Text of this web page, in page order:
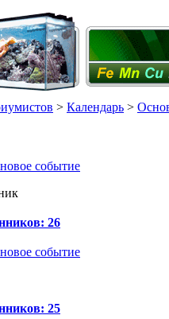
> Календарь >
событие
26
событие
25